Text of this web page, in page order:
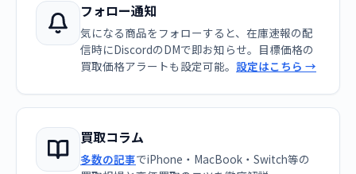
フォロー通知
気になる商品をフォローすると、在庫速報の配
信時にDiscordのDMで即お知らせ。目標価格の
買取価格アラートも設定可能。 設定はこちら →
買取コラム
多数の記事でiPhone・MacBook・Switch等の